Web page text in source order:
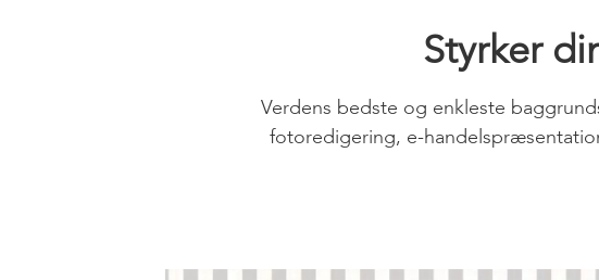
Styrker
Verdens bedste og enkleste
fotoredigering, e-